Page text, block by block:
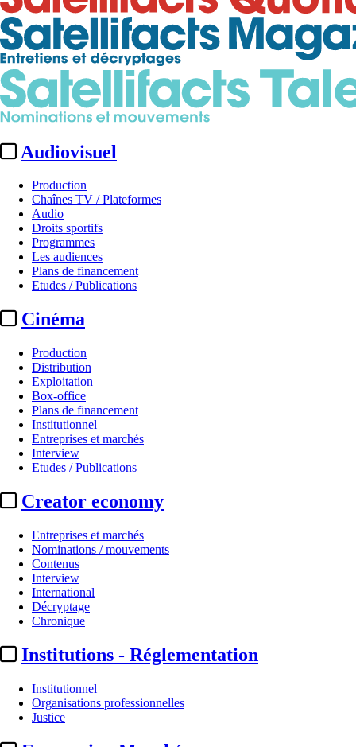
Audiovisuel
Production
Chaînes TV / Plateformes
Audio
Droits sportifs
Programmes
Les audiences
Plans de financement
Etudes / Publications
Cinéma
Production
Distribution
Exploitation
Box-office
Plans de financement
Institutionnel
Entreprises et marchés
Interview
Etudes / Publications
Creator economy
Entreprises et marchés
Nominations / mouvements
Contenus
Interview
International
Décryptage
Chronique
Institutions - Réglementation
Institutionnel
Organisations professionnelles
Justice